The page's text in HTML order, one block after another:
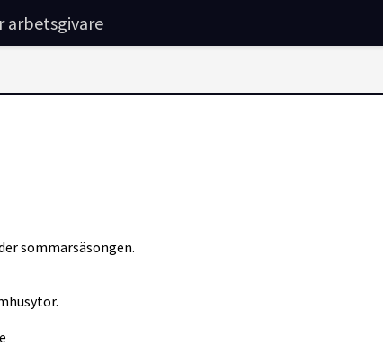
arbetsgivare
sommarsäsongen.